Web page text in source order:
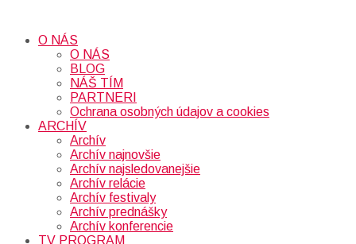
O NÁS
O NÁS
BLOG
NÁŠ TÍM
PARTNERI
Ochrana osobných údajov a cookies
ARCHÍV
Archív
Archív najnovšie
Archív najsledovanejšie
Archív relácie
Archív festivaly
Archív prednášky
Archív konferencie
TV PROGRAM